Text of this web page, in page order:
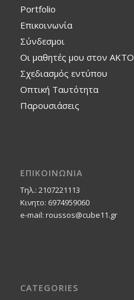
Portfolio
Επικοινωνία
Σύνδεσμοι
Οι μαθητές μου στον ΑΚΤΟ
Σχεδιασμός εντύπου
Οπτική Ταυτότητα
Παρουσιάσεις
ΕΠΙΚΟΙΝΩΝΙΑ
Τηλ.: 2107221113
Κινητο: 6974959060
e-mail: roussos@cube11.gr
CATEGORIES